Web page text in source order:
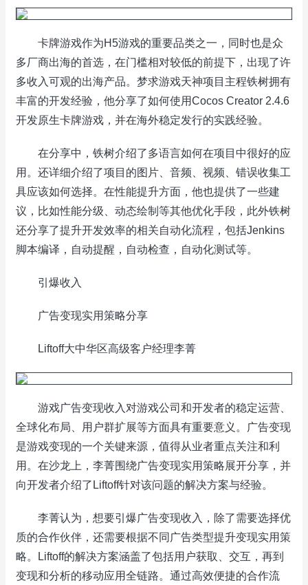
卡牌游戏作为H5游戏的重要品类之一，同时也是众
多厂商出海的首选，在门槛相对较低的前提下，出现了许
多收入可观的出海产品。梦求游戏天神项目主程铁树拥有
丰富的开发经验，他分享了如何使用Cocos Creator 2.4.6
开发原生卡牌游戏，并在海外稳定发行的实践经验。
在分享中，铁树介绍了多语言如何在项目中很好的应
用。还详细介绍了项目的图片、音频、视频、错误收集工
具应该如何选择。在性能提升方面，他也提供了一些建
议，比如性能分级、动态绘制等其他优化手段，此外铁树
还分享了提升开发效率的相关自动化流程，包括Jenkins
脚本编译，自动提醒，自动检查，自动化测试等。
引爆收入
广告变现实用策略分享
Liftoff大中华区高级客户经理李菁
游戏广告变现收入对游戏公司和开发者的稳定运营、
全球化布局、用户群扩展等方面具有重要意义。广告变现
是游戏变现的一个关键来源，值得从业者重点关注和利
用。在沙龙上，李菁围绕广告变现实用策略展开分享，并
向开发者介绍了Liftoff针对该问题的解决方案与经验。
李菁认为，想要引爆广告变现收入，除了需要选择优
质的合作伙伴，还需要根据不同广告类型提升变现实用策
略。Liftoff的解决方案涵盖了包括用户获取、交互，再到
变现和分析的移动应用全链路。通过高效便捷的合作流